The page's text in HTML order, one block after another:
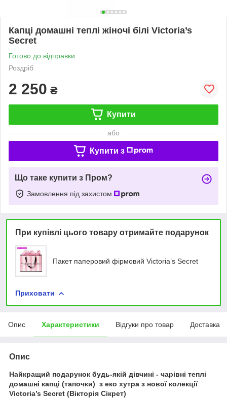
Капці домашні теплі жіночі білі Victoria’s
Secret
Готово до відправки
Роздріб
2 250 ₴
Купити
або
Купити з
Що таке купити з Пром?
Замовлення під захистом
При купівлі цього товару отримайте подарунок
Пакет паперовий фірмовий Victoria’s Secret
Приховати
Опис Характеристики Відгуки про товар Доставка
Опис
Найкращий подарунок будь-якій дівчині - чарівні теплі
домашні капці (тапочки) з еко хутра з нової колекції
Victoria’s Secret (Вікторія Сікрет)